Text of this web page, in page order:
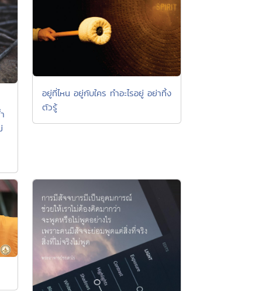
อยู่ที่ไหน อยู่กับใคร ทำอะไรอยู่ อย่าทิ้ง
ตัวรู้